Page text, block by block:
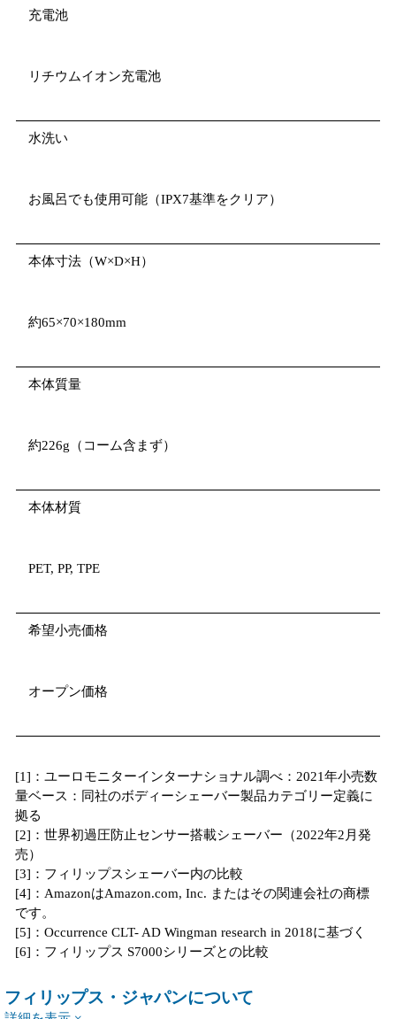
充電池
リチウムイオン充電池
水洗い
お風呂でも使用可能（IPX7基準をクリア）
本体寸法（W×D×H）
約65×70×180mm
本体質量
約226g（コーム含まず）
本体材質
PET, PP, TPE
希望小売価格
オープン価格
[1]：ユーロモニターインターナショナル調べ：2021年小売数
量ベース：同社のボディーシェーバー製品カテゴリー定義に
拠る
[2]：世界初過圧防止センサー搭載シェーバー（2022年2月発
売）
[3]：フィリップスシェーバー内の比較
[4]：AmazonはAmazon.com, Inc. またはその関連会社の商標
です。
[5]：Occurrence CLT- AD Wingman research in 2018に基づく
[6]：フィリップス S7000シリーズとの比較
フィリップス・ジャパンについて